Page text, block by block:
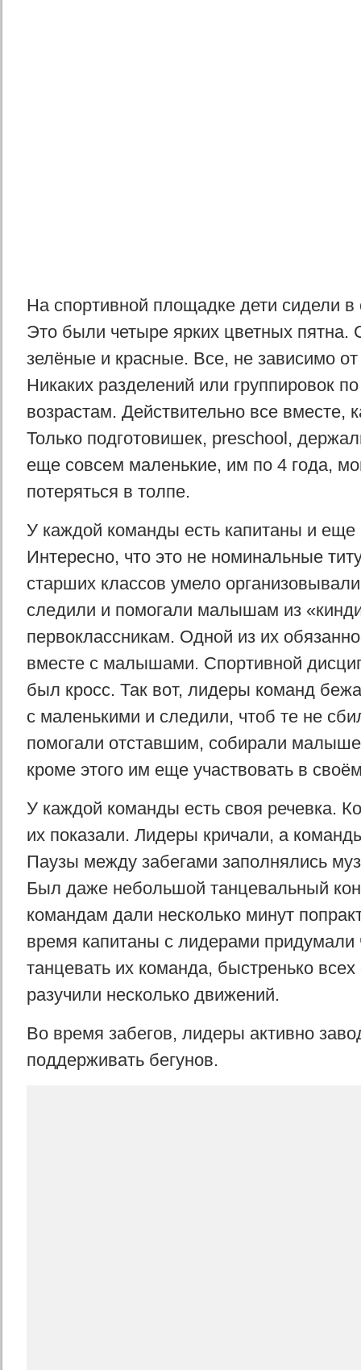
На спортивной площадке дети сидели в
Это были четыре ярких цветных пятна.
зелёные и красные. Все, не зависимо
Никаких разделений или группировок
возрастам. Действительно все вместе,
Только подготовишек, preschool,
еще совсем маленькие, им по 4 года,
потеряться в толпе.
У каждой команды есть капитаны и еще
Интересно, что это не номинальные
старших классов умело
следили и помогали малышам из
первоклассникам. Одной из их
вместе с малышами. Спортивной
был кросс. Так вот, лидеры команд
с маленькими и следили, чтоб те не
помогали отставшим, собирали
кроме этого им еще участвовать в
У каждой команды есть своя речевка.
их показали. Лидеры кричали, а
Паузы между забегами заполнялись
Был даже небольшой танцевальный
командам дали несколько минут
время капитаны с лидерами придумали
танцевать их команда, быстренько всех
разучили несколько движений.
Во время забегов, лидеры активно
поддерживать бегунов.